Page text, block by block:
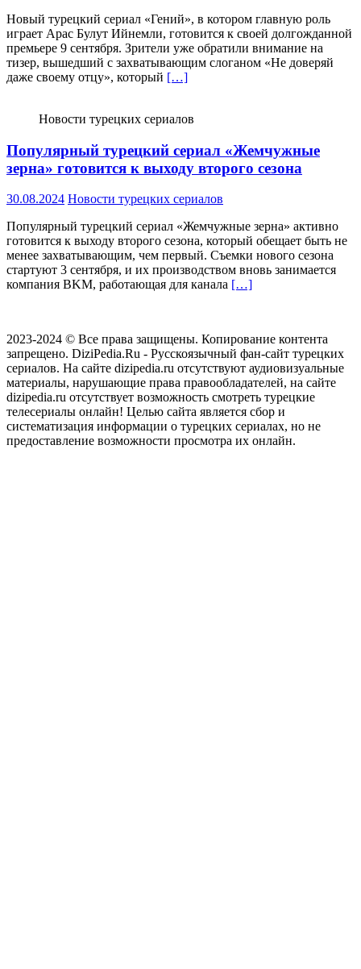
Новый турецкий сериал «Гений», в котором главную роль
играет Арас Булут Ийнемли, готовится к своей долгожданной
премьере 9 сентября. Зрители уже обратили внимание на
тизер, вышедший с захватывающим слоганом «Не доверяй
даже своему отцу», который […]
Новости турецких сериалов
Популярный турецкий сериал «Жемчужные
зерна» готовится к выходу второго сезона
30.08.2024 Новости турецких сериалов
Популярный турецкий сериал «Жемчужные зерна» активно
готовится к выходу второго сезона, который обещает быть не
менее захватывающим, чем первый. Съемки нового сезона
стартуют 3 сентября, и их производством вновь занимается
компания BKM, работающая для канала […]
2023-2024 © Все права защищены. Копирование контента
запрещено. DiziPedia.Ru - Русскоязычный фан-сайт турецких
сериалов. На сайте dizipedia.ru отсутствуют аудиовизуальные
материалы, нарушающие права правообладателей, на сайте
dizipedia.ru отсутствует возможность смотреть турецкие
телесериалы онлайн! Целью сайта является сбор и
систематизация информации о турецких сериалах, но не
предоставление возможности просмотра их онлайн.